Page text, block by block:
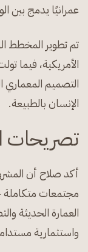
عمرانيًا يدمج بين
التصميم المعماري
الإنسان بالطبيعة.
تصريحات
أكد صلاح أن
مجتمعات متكاملة
العمارة الحديثة
واستثمارية